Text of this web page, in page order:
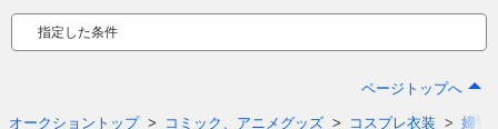
指定した条件
ページトップへ
オークショントップ コミック、アニメグッズ コスプレ衣装 婦警